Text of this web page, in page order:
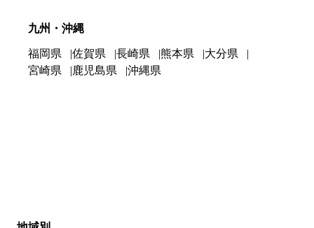
九州・沖縄
福岡県 佐賀県 長崎県 熊本県
大分県
宮崎県
鹿児島県 沖縄県